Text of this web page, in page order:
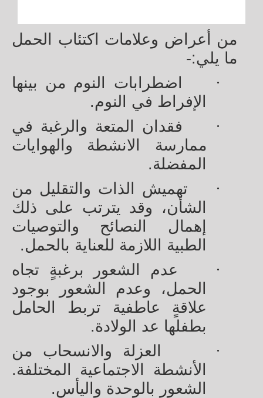
من أعراض وعلامات اكتئاب الحمل
ما يلي:-
·
اضطرابات النوم من بينها
الإفراط في النوم.
·
فقدان المتعة والرغبة في
ممارسة الانشطة والهوايات
المفضلة.
·
تهميش الذات والتقليل من
الشأن، وقد يترتب على ذلك
إهمال النصائح والتوصيات
الطبية اللازمة للعناية بالحمل.
·
عدم الشعور برغبةٍ تجاه
الحمل، وعدم الشعور بوجود
علاقةٍ عاطفية تربط الحامل
بطفلها عد الولادة.
·
العزلة والانسحاب من
الأنشطة الاجتماعية المختلفة.
الشعور بالوحدة واليأس.